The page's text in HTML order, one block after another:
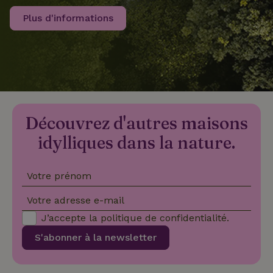
Plus d'informations
Découvrez d'autres maisons
idylliques dans la nature.
Votre prénom
Votre adresse e-mail
S'abonner à la newsletter
J’accepte la politique de confidentialité.
recently_viewed_houses www.maisonnature.fr
www.maisonnature.fr
_nhft_safety-deposit-refund www.maisonnature.fr
_nhftconstraint_search-
geo-json
www.maisonnature.fr